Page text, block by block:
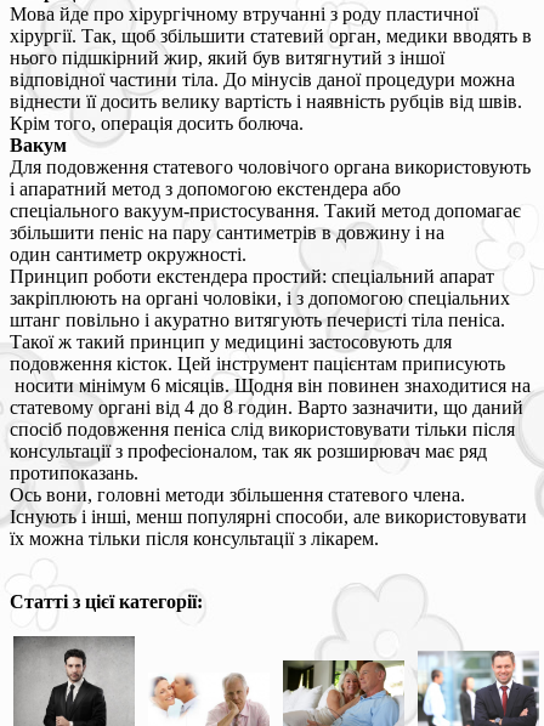
Мова йде про хірургічному втручанні з роду пластичної
хірургії. Так, щоб збільшити статевий орган, медики вводять в
нього підшкірний жир, який був витягнутий з іншої
відповідної частини тіла. До мінусів даної процедури можна
віднести її досить велику вартість і наявність рубців від швів.
Крім того, операція досить болюча.
Вакум
Для подовження статевого чоловічого органа використовують
і апаратний метод з допомогою екстендера або
спеціального вакуум-пристосування. Такий метод допомагає
збільшити пеніс на пару сантиметрів в довжину і на
один сантиметр окружності.
Принцип роботи екстендера простий: спеціальний апарат
закріплюють на органі чоловіки, і з допомогою спеціальних
штанг повільно і акуратно витягують печеристі тіла пеніса.
Такої ж такий принцип у медицині застосовують для
подовження кісток. Цей інструмент пацієнтам приписують
носити мінімум 6 місяців. Щодня він повинен знаходитися на
статевому органі від 4 до 8 годин. Варто зазначити, що даний
спосіб подовження пеніса слід використовувати тільки після
консультації з професіоналом, так як розширювач має ряд
протипоказань.
Ось вони, головні методи збільшення статевого члена.
Існують і інші, менш популярні способи, але використовувати
їх можна тільки після консультації з лікарем.
Статті з цієї категорії: